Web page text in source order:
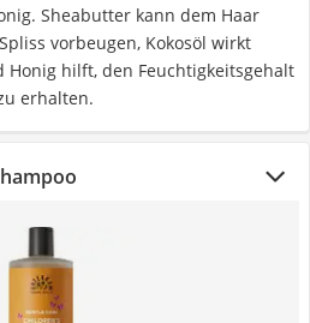
Sheabutter kann dem Haar
vorbeugen, Kokosöl wirkt
hilft, den Feuchtigkeitsgehalt
erhalten.